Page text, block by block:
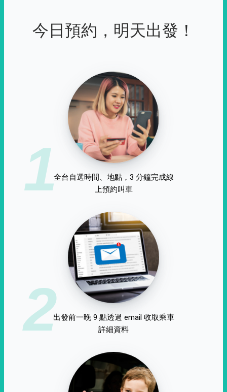
今日預約，明天出發！
1全台自選時間、地點，3 分鐘完成線
上預約叫車
2出發前一晚 9 點透過 email 收取乘車
詳細資料